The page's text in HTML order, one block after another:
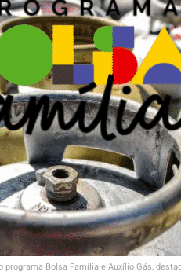
Bolsa Família e Auxílio Gás,